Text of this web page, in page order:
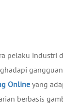
pelaku
Online yang
berbasis